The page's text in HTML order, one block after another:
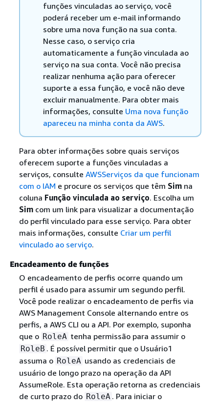
funções vinculadas ao serviço, você
poderá receber um e-mail informando
sobre uma nova função na sua conta.
Nesse caso, o serviço cria
automaticamente a função vinculada ao
serviço na sua conta. Você não precisa
realizar nenhuma ação para oferecer
suporte a essa função, e você não deve
excluir manualmente. Para obter mais
informações, consulte Uma nova função
apareceu na minha conta da AWS.
Para obter informações sobre quais serviços
oferecem suporte a funções vinculadas a
serviços, consulte AWSServiços da que funcionam
com o IAM e procure os serviços que têm Sim na
coluna Função vinculada ao serviço. Escolha um
Simcom um link para visualizar a documentação
do perfil vinculado para esse serviço. Para obter
mais informações, consulte Criar um perfil
vinculado ao serviço.
Encadeamento de funções
O encadeamento de perfis ocorre quando um
perfil é usado para assumir um segundo perfil.
Você pode realizar o encadeamento de perfis via
AWS Management Console alternando entre os
perfis, a AWS CLI ou a API. Por exemplo, suponha
que o RoleA tenha permissão para assumir o
RoleB . É possível permitir que o Usuário1
assuma o RoleA usando as credenciais de
usuário de longo prazo na operação da API
AssumeRole. Esta operação retorna as credenciais
de curto prazo do RoleA . Para iniciar o